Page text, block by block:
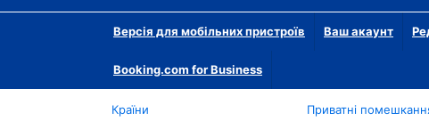
Версія для мобільних пристроїв Ваш акаунт
Booking.com for Business
Країни
Приватні